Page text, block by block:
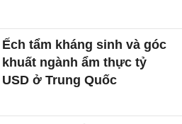
Ếch tẩm kháng sinh và góc
khuất ngành ẩm thực tỷ
USD ở Trung Quốc